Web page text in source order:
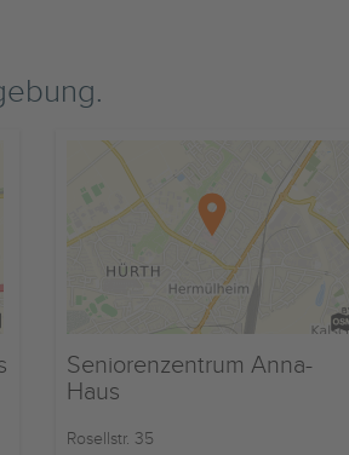
Seniorenzentrum Anna-
Haus
Rosellstr. 35